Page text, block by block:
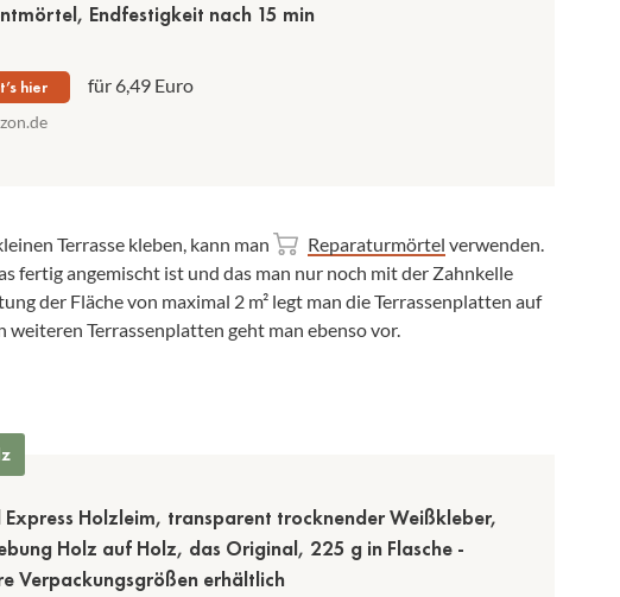
Endfestigkeit nach 15 min
hier für 6,49 Euro
Terrasse kleben, kann man Reparaturmörtel verwenden.
fertig angemischt ist und das man nur noch mit der Zahnkelle
der Fläche von maximal 2 m² legt man die Terrassenplatten auf
Terrassenplatten geht man ebenso vor.
Express Holzleim, transparent trocknender Weißkleber,
Holz auf Holz, das Original, 225 g in Flasche -
Verpackungsgrößen erhältlich